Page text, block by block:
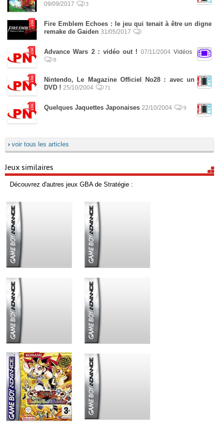
09/09/2017 3
Fire Emblem Echoes : le jeu qui tenait à être un digne
remake de Gaiden 31/05/2017
Advance Wars 2 : vidéo out ! 07/11/2004 Vidéos
8
Nintendo, Le Magazine Officiel No28 : avec un
DVD ! 25/10/2004 71
Quelques Jaquettes Japonaises 22/10/2004 9
› voir tous les articles
Jeux similaires
Découvrez d'autres jeux GBA de Stratégie :